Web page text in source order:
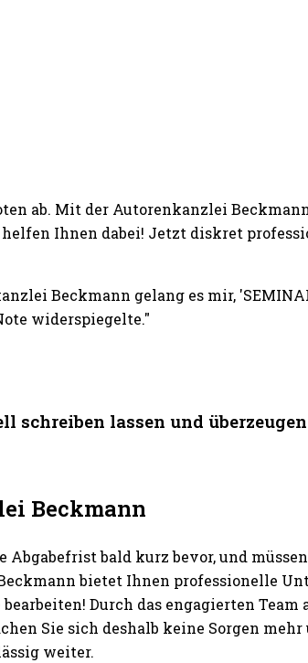
ab. Mit der Autorenkanzlei
Ihnen dabei! Jetzt diskret
Beckmann gelang es mir,
widerspiegelte."
schreiben lassen und überzeugen
Beckmann
bald kurz bevor, und
bietet Ihnen professionelle
Durch das engagierten
Sie sich deshalb keine Sorgen
weiter.